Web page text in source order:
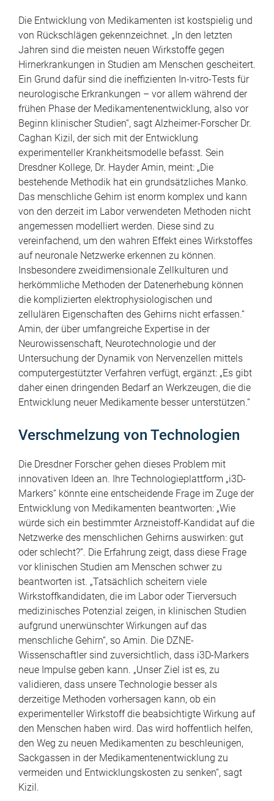
Die Entwicklung von Medikamenten ist kostspielig und
von Rückschlägen gekennzeichnet. „In den letzten
Jahren sind die meisten neuen Wirkstoffe gegen
Hirnerkrankungen in Studien am Menschen gescheitert.
Ein Grund dafür sind die ineffizienten In-vitro-Tests für
neurologische Erkrankungen – vor allem während der
frühen Phase der Medikamentenentwicklung, also vor
Beginn klinischer Studien“, sagt Alzheimer-Forscher Dr.
Caghan Kizil, der sich mit der Entwicklung
experimenteller Krankheitsmodelle befasst. Sein
Dresdner Kollege, Dr. Hayder Amin, meint: „Die
bestehende Methodik hat ein grundsätzliches Manko.
Das menschliche Gehirn ist enorm komplex und kann
von den derzeit im Labor verwendeten Methoden nicht
angemessen modelliert werden. Diese sind zu
vereinfachend, um den wahren Effekt eines Wirkstoffes
auf neuronale Netzwerke erkennen zu können.
Insbesondere zweidimensionale Zellkulturen und
herkömmliche Methoden der Datenerhebung können
die komplizierten elektrophysiologischen und
zellulären Eigenschaften des Gehirns nicht erfassen.“
Amin, der über umfangreiche Expertise in der
Neurowissenschaft, Neurotechnologie und der
Untersuchung der Dynamik von Nervenzellen mittels
computergestützter Verfahren verfügt, ergänzt: „Es gibt
daher einen dringenden Bedarf an Werkzeugen, die die
Verschmelzung von Technologien
Die Dresdner Forscher gehen dieses Problem mit
innovativen Ideen an. Ihre Technologieplattform „i3D-
Markers“ könnte eine entscheidende Frage im Zuge der
Entwicklung von Medikamenten beantworten: „Wie
würde sich ein bestimmter Arzneistoff-Kandidat auf die
Netzwerke des menschlichen Gehirns auswirken: gut
oder schlecht?“. Die Erfahrung zeigt, dass diese Frage
vor klinischen Studien am Menschen schwer zu
beantworten ist. „Tatsächlich scheitern viele
Wirkstoffkandidaten, die im Labor oder Tierversuch
medizinisches Potenzial zeigen, in klinischen Studien
aufgrund unerwünschter Wirkungen auf das
menschliche Gehirn“, so Amin. Die DZNE-
Wissenschaftler sind zuversichtlich, dass i3D-Markers
neue Impulse geben kann. „Unser Ziel ist es, zu
validieren, dass unsere Technologie besser als
derzeitige Methoden vorhersagen kann, ob ein
experimenteller Wirkstoff die beabsichtigte Wirkung auf
den Menschen haben wird. Das wird hoffentlich helfen,
den Weg zu neuen Medikamenten zu beschleunigen,
Sackgassen in der Medikamentenentwicklung zu
vermeiden und Entwicklungskosten zu senken“, sagt